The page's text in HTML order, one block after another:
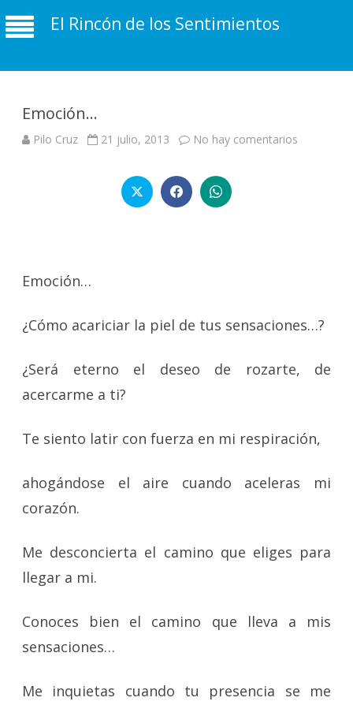
El Rincón de los Sentimientos
Emoción…
Pilo Cruz 21 julio, 2013 No hay comentarios
Emoción…
¿Cómo acariciar la piel de tus sensaciones…?
¿Será eterno el deseo de rozarte, de
acercarme a ti?
Te siento latir con fuerza en mi respiración,
ahogándose el aire cuando aceleras mi
corazón.
Me desconcierta el camino que eliges para
llegar a mi.
Conoces bien el camino que lleva a mis
sensaciones…
Me inquietas cuando tu presencia se me